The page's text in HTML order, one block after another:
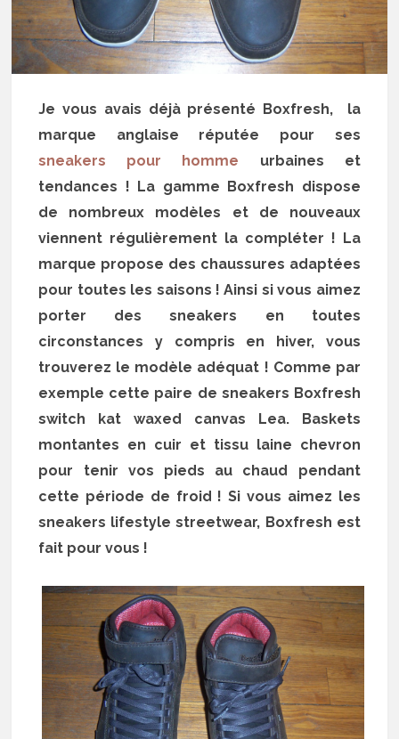
Je vous avais déjà présenté Boxfresh, la
marque anglaise réputée pour ses
sneakers pour homme urbaines et
tendances ! La gamme Boxfresh dispose
de nombreux modèles et de nouveaux
viennent régulièrement la compléter ! La
marque propose des chaussures adaptées
pour toutes les saisons ! Ainsi si vous aimez
porter des sneakers en toutes
circonstances y compris en hiver, vous
trouverez le modèle adéquat ! Comme par
exemple cette paire de sneakers Boxfresh
switch kat waxed canvas Lea. Baskets
montantes en cuir et tissu laine chevron
pour tenir vos pieds au chaud pendant
cette période de froid ! Si vous aimez les
sneakers lifestyle streetwear, Boxfresh est
fait pour vous !